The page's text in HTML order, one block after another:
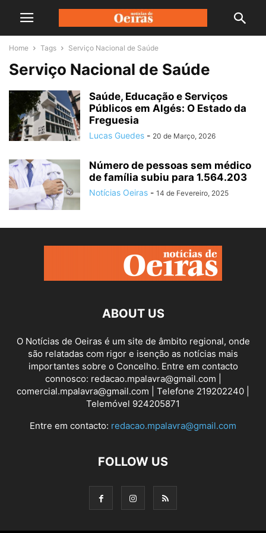
Home Tags Serviço Nacional de Saúde
Serviço Nacional de Saúde
Saúde, Educação e Serviços
Públicos em Algés: O Estado da
Freguesia
Lucas Guedes - 20 de Março, 2026
Número de pessoas sem médico
de família subiu para 1.564.203
Notícias Oeiras - 14 de Fevereiro, 2025
ABOUT US
O Notícias de Oeiras é um site de âmbito regional, onde
são relatadas com rigor e isenção as notícias mais
importantes sobre o Concelho. Entre em contacto
connosco: redacao.mpalavra@gmail.com |
comercial.mpalavra@gmail.com | Telefone 219202240 |
Telemóvel 924205871
Entre em contacto: redacao.mpalavra@gmail.com
FOLLOW US